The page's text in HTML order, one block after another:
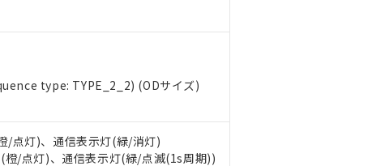
type: TYPE_2_2) (ODサイズ)
/点灯)、通信表示灯(緑/消灯)
/点灯)、通信表示灯(緑/点滅(1s周期))
物質）の非含有に対応した製品が提供可能な商品です。
質）の非含有に対応した製品に切り替える予定のある商品です。
10物質）の非含有に非対応の商品で、対応品を出す予定はありません。
10物質）の非含有の対応状況を調査中または確認中の商品です。
物で、有害物質有無と関係のない商品です。